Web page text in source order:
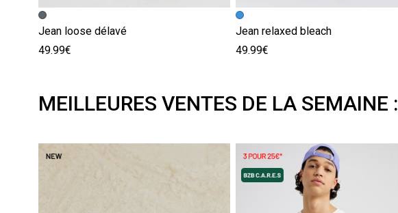
Jean loose délavé
49.99€
Jean relaxed bleach
49.99€
MEILLEURES VENTES DE LA SEMAINE :